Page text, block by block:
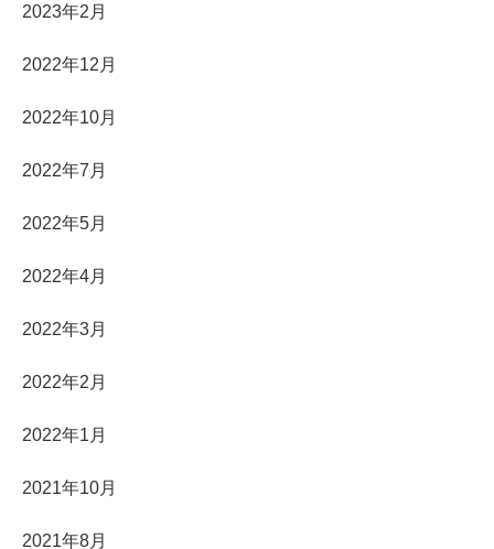
2023年2月
2022年12月
2022年10月
2022年7月
2022年5月
2022年4月
2022年3月
2022年2月
2022年1月
2021年10月
2021年8月